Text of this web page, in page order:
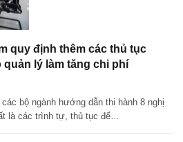
quy định thêm các thủ tục
quản lý làm tăng chi phí
bộ ngành hướng dẫn thi hành 8 nghị
là các trình tự, thủ tục để…